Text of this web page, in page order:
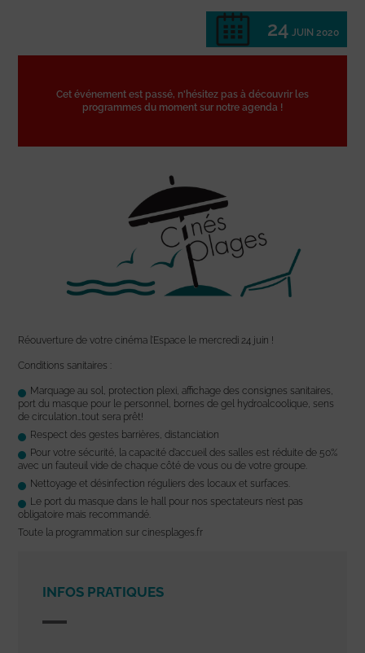
24 JUIN 2020
Cet événement est passé, n'hésitez pas à découvrir les
programmes du moment sur notre agenda !
Réouverture de votre cinéma l’Espace le mercredi 24 juin !
Conditions sanitaires :
Marquage au sol, protection plexi, affichage des consignes sanitaires,
port du masque pour le personnel, bornes de gel hydroalcoolique, sens
de circulation…tout sera prêt!
Respect des gestes barrières, distanciation
Pour votre sécurité, la capacité d’accueil des salles est réduite de 50%
avec un fauteuil vide de chaque côté de vous ou de votre groupe.
Nettoyage et désinfection réguliers des locaux et surfaces.
Le port du masque dans le hall pour nos spectateurs n’est pas
obligatoire mais recommandé.
Toute la programmation sur cinesplages.fr
INFOS PRATIQUES